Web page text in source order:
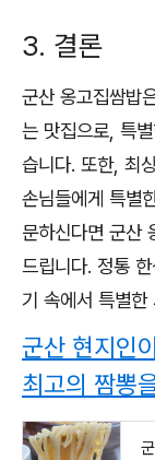
3. 결론
군산 옹고집쌈밥
는 맛집으로, 특
습니다. 또한, 최
손님들에게 특별
문하신다면 군산
드립니다. 정통
기 속에서 특별한
군산 현지인
최고의 짬뽕